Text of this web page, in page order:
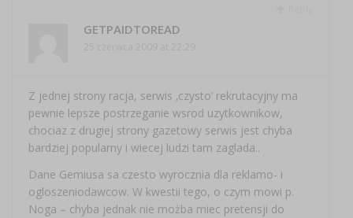
GETPAIDTOREAD
Z jednej strony racja, serwis ‚czysto’ rekrutacyjny ma
pewnie lepsze postrzeganie wsrod uzytkownikow,
chociaz z drugiej strony gazetowy serwis jest chyba
bardziej popularny i wiecej ludzi tam zaglada..
Dane Gemiusa sa czesto wyrocznia dla reklamo- i
ogloszeniodawcow. W kwestii tego, o czym mowi p.
Noga – chyba jednak nie możba miec pretensji do